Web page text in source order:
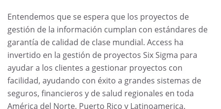
Entendemos que se espera que los proyectos de
gestión de la información cumplan con estándares de
garantía de calidad de clase mundial. Access ha
invertido en la gestión de proyectos Six Sigma para
ayudar a los clientes a gestionar proyectos con
facilidad, ayudando con éxito a grandes sistemas de
seguros, financieros y de salud regionales en toda
América del Norte, Puerto Rico y Latinoamerica.